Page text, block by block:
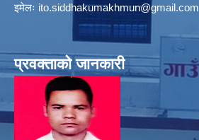
इमेलः ito.siddhakumakhmun@gmail.com
प्रवक्ताको जानकारी